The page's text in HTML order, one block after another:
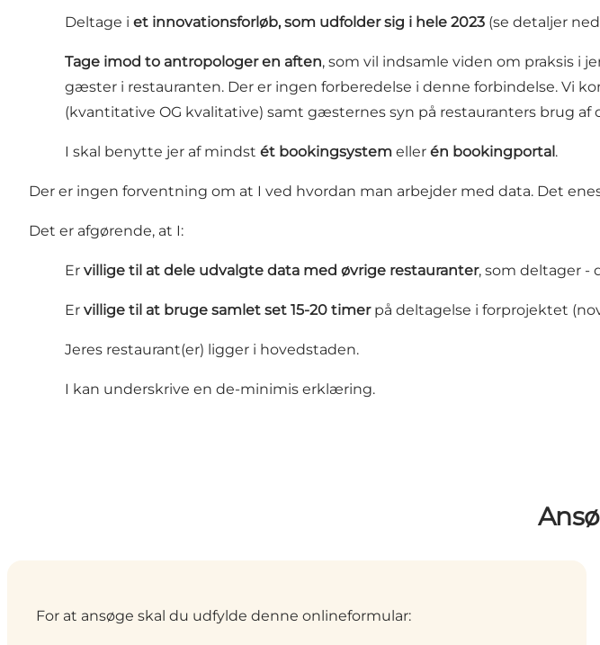
Deltage i et innovationsforløb, som udfolder sig i hele 2023 (se detaljer
Tage imod to antropologer en aften, som vil indsamle viden om praksis i
gæster i restauranten. Der er ingen forberedelse i denne forbindelse. Vi
(kvantitative OG kvalitative) samt gæsternes syn på restauranters brug af
I skal benytte jer af mindst ét bookingsystem eller én bookingportal.
Der er ingen forventning om at I ved hvordan man arbejder med data. Det
Det er afgørende, at I:
Er villige til at dele udvalgte data med øvrige restauranter, som deltager -
Er villige til at bruge samlet set 15-20 timerpå deltagelse i forprojektet
Jeres restaurant(er) ligger i hovedstaden.
I kan underskrive en de-minimis erklæring.
For at ansøge skal du udfylde denne onlineformular: